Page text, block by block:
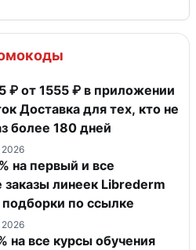
₽ от 1555 ₽ в приложении
Доставка для тех, кто не
более 180 дней
2026
на первый и все
заказы линеек Librederm
подборки по ссылке
2026
на все курсы обучения